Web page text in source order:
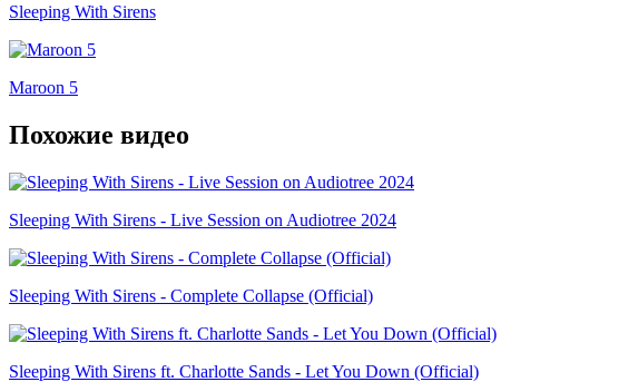
Sleeping With Sirens
Maroon 5
Похожие видео
Sleeping With Sirens - Live Session on Audiotree 2024
Sleeping With Sirens - Complete Collapse (Official)
Sleeping With Sirens ft. Charlotte Sands - Let You Down (Official)